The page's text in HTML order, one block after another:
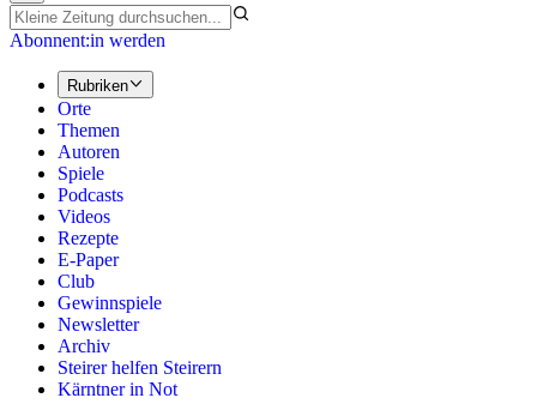
Abonnent:in werden
Rubriken
Orte
Themen
Autoren
Spiele
Podcasts
Videos
Rezepte
E-Paper
Club
Gewinnspiele
Newsletter
Archiv
Steirer helfen Steirern
Kärntner in Not